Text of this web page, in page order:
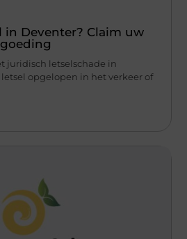
in Deventer? Claim uw
juridisch letselschade in
opgelopen in het verkeer of